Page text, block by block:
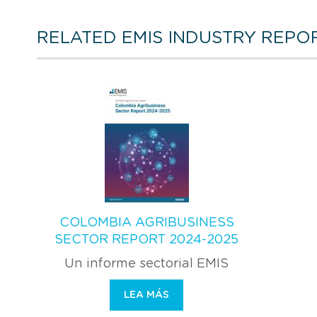
RELATED EMIS INDUSTRY
COLOMBIA AGRIBUSINESS
SECTOR REPORT 2024-2025
Un informe sectorial EMIS
LEA MÁS